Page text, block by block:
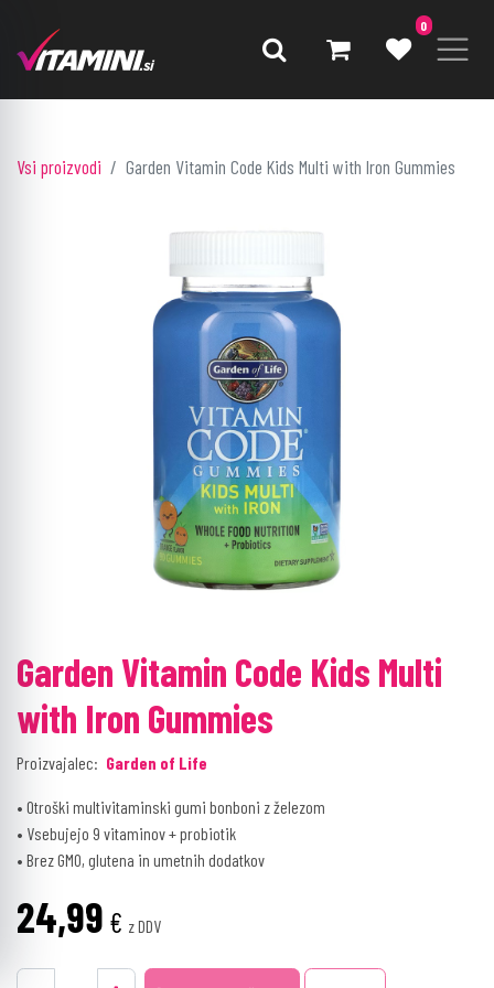
0
Vsi proizvodi Garden Vitamin Code Kids Multi with Iron Gummies
Garden Vitamin Code Kids Multi
with Iron Gummies
Proizvajalec: Garden of Life
• Otroški multivitaminski gumi bonboni z železom
• Vsebujejo 9 vitaminov + probiotik
• Brez GMO, glutena in umetnih dodatkov
24,99 € z DDV